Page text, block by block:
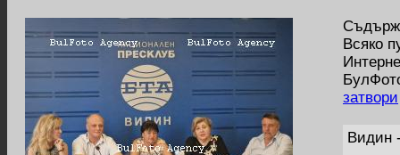
Всяко
затвори
Видин